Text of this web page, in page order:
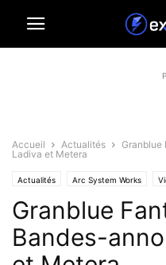
Accueil Actualités
Granblue
Ladiva et Metera
Actualités Arc System Works
Granblue
Bandes-